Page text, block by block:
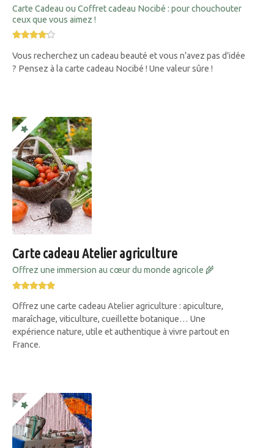
Carte Cadeau ou Coffret cadeau Nocibé : pour chouchouter
ceux que vous aimez !
Vous recherchez un cadeau beauté et vous n’avez pas d’idée
? Pensez à la carte cadeau Nocibé ! Une valeur sûre !
Carte cadeau Atelier agriculture
Offrez une immersion au cœur du monde agricole 🌾
Offrez une carte cadeau Atelier agriculture : apiculture,
maraîchage, viticulture, cueillette botanique… Une
expérience nature, utile et authentique à vivre partout en
France.